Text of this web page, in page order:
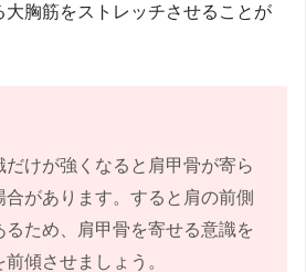
大胸筋をストレッチさせることが
だけが強くなると肩甲骨が寄ら
があります。すると肩の前側
ため、肩甲骨を寄せる意識を
傾させましょう。